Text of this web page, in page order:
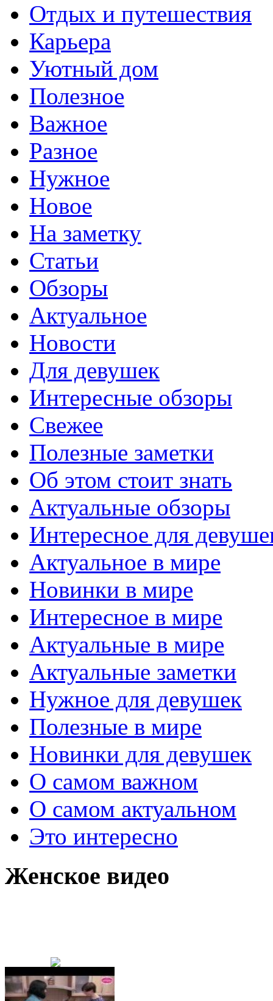
Отдых и путешествия
Карьера
Уютный дом
Полезное
Важное
Разное
Нужное
Новое
На заметку
Статьи
Обзоры
Актуальное
Новости
Для девушек
Интересные обзоры
Свежее
Полезные заметки
Об этом стоит знать
Актуальные обзоры
Интересное для
Актуальное в мире
Новинки в мире
Интересное в мире
Актуальные в мире
Актуальные заметки
Нужное для девушек
Полезные в мире
Новинки для девушек
О самом важном
О самом актуальном
Это интересно
Женское видео